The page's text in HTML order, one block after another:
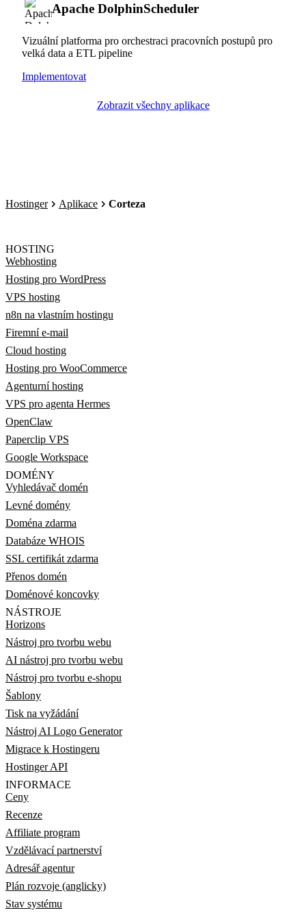
Apache DolphinScheduler
Vizuální platforma pro orchestraci pracovních postupů pro
velká data a ETL pipeline
Implementovat
Zobrazit všechny aplikace
Hostinger Aplikace Corteza
HOSTING
Webhosting
Hosting pro WordPress
VPS hosting
n8n na vlastním hostingu
Firemní e-mail
Cloud hosting
Hosting pro WooCommerce
Agenturní hosting
VPS pro agenta Hermes
OpenClaw
Paperclip VPS
Google Workspace
DOMÉNY
Vyhledávač domén
Levné domény
Doména zdarma
Databáze WHOIS
SSL certifikát zdarma
Přenos domén
Doménové koncovky
NÁSTROJE
Horizons
Nástroj pro tvorbu webu
AI nástroj pro tvorbu webu
Nástroj pro tvorbu e-shopu
Šablony
Tisk na vyžádání
Nástroj AI Logo Generator
Migrace k Hostingeru
Hostinger API
INFORMACE
Ceny
Recenze
Affiliate program
Vzdělávací partnerství
Adresář agentur
Plán rozvoje (anglicky)
Stav systému